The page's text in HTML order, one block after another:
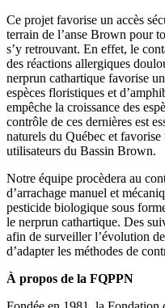
Ce projet favorise un accès
terrain de l’anse Brown pour
s’y retrouvant. En effet, le
des réactions allergiques
nerprun cathartique favorise
espèces floristiques et
empêche la croissance des
contrôle de ces dernières est
naturels du Québec et
utilisateurs du Bassin Brown.
Notre équipe procèdera au
d’arrachage manuel et
pesticide biologique sous
le nerprun cathartique. Des
afin de surveiller l’évolution
d’adapter les méthodes de
À propos de la FQPPN